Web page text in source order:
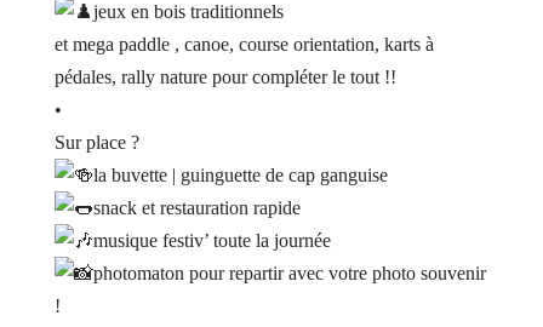
jeux en bois traditionnels
et mega paddle , canoe, course orientation, karts à
pédales, rally nature pour compléter le tout !!
•
Sur place ?
la buvette | guinguette de cap ganguise
snack et restauration rapide
musique festiv’ toute la journée
photomaton pour repartir avec votre photo souvenir
!